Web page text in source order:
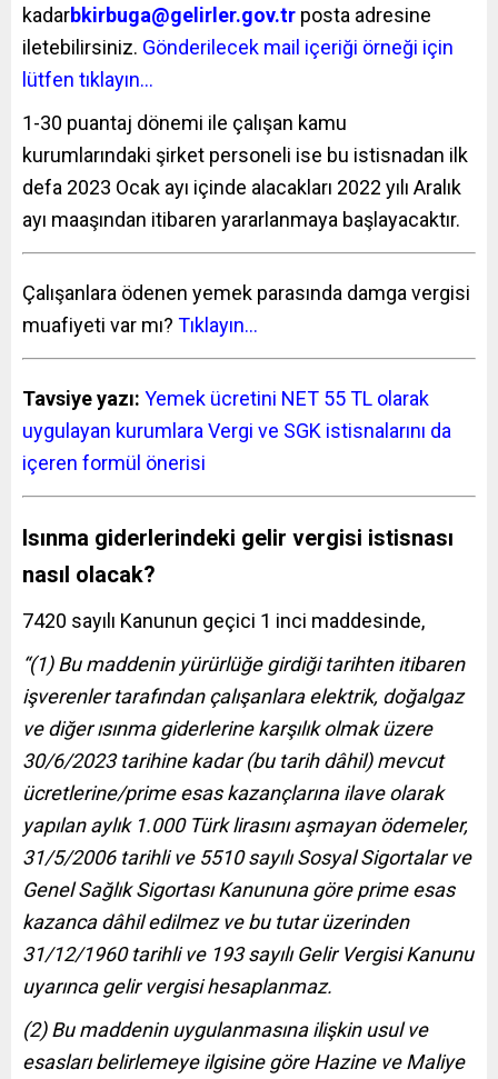
kadarbkirbuga@gelirler.gov.tr posta adresine
iletebilirsiniz. Gönderilecek mail içeriği örneği için
lütfen tıklayın…
1-30 puantaj dönemi ile çalışan kamu
kurumlarındaki şirket personeli ise bu istisnadan ilk
defa 2023 Ocak ayı içinde alacakları 2022 yılı Aralık
ayı maaşından itibaren yararlanmaya başlayacaktır.
Çalışanlara ödenen yemek parasında damga vergisi
muafiyeti var mı? Tıklayın…
Tavsiye yazı: Yemek ücretini NET 55 TL olarak
uygulayan kurumlara Vergi ve SGK istisnalarını da
içeren formül önerisi
Isınma giderlerindeki gelir vergisi istisnası
nasıl olacak?
7420 sayılı Kanunun geçici 1 inci maddesinde,
“(1) Bu maddenin yürürlüğe girdiği tarihten itibaren
işverenler tarafından çalışanlara elektrik, doğalgaz
ve diğer ısınma giderlerine karşılık olmak üzere
30/6/2023 tarihine kadar (bu tarih dâhil) mevcut
ücretlerine/prime esas kazançlarına ilave olarak
yapılan aylık 1.000 Türk lirasını aşmayan ödemeler,
31/5/2006 tarihli ve 5510 sayılı Sosyal Sigortalar ve
Genel Sağlık Sigortası Kanununa göre prime esas
kazanca dâhil edilmez ve bu tutar üzerinden
31/12/1960 tarihli ve 193 sayılı Gelir Vergisi Kanunu
uyarınca gelir vergisi hesaplanmaz.
(2) Bu maddenin uygulanmasına ilişkin usul ve
esasları belirlemeye ilgisine göre Hazine ve Maliye